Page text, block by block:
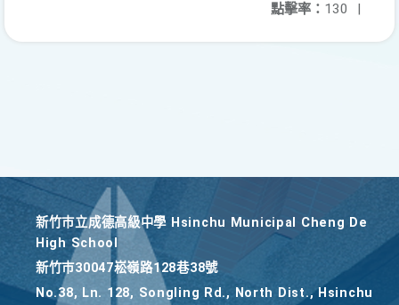
點擊率： 130 |
新竹巿立成德高級中學 Hsinchu Municipal Cheng De
High School
新竹巿30047崧嶺路128巷38號
No.38, Ln. 128, Songling Rd., North Dist., Hsinchu